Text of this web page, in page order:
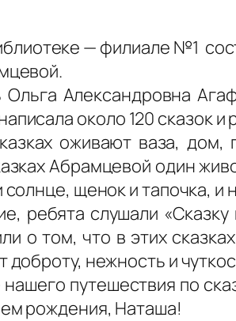
— филиале №1
Ольга Александровна
около 120 сказок
оживают ваза,
Абрамцевой один
щенок и тапочка,
ребята слушали
о том, что в этих
доброту, нежность и
путешествия по
рождения, Наташа!